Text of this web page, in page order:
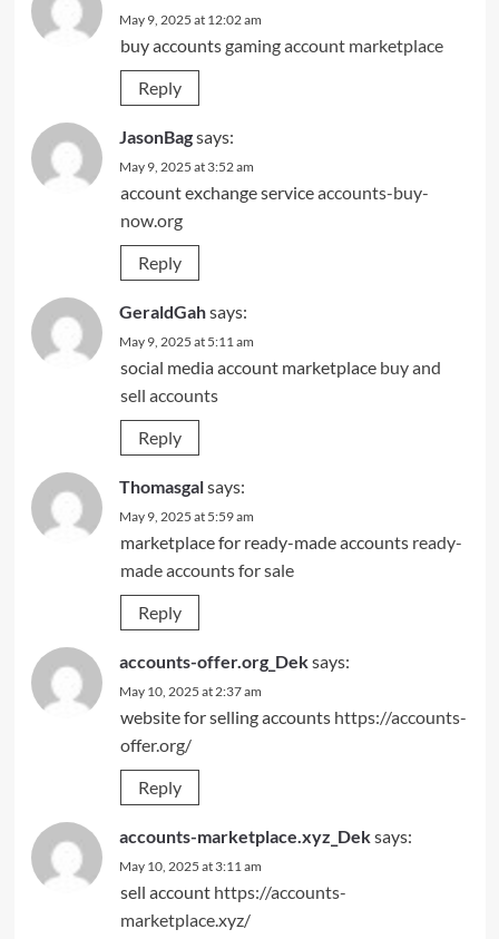
May 9, 2025 at 12:02 am
buy accountsgaming account marketplace
Reply
JasonBagsays:
May 9, 2025 at 3:52 am
account exchange serviceaccounts-buy-
now.org
Reply
GeraldGahsays:
May 9, 2025 at 5:11 am
social media account marketplace buy and
sell accounts
Reply
Thomasgalsays:
May 9, 2025 at 5:59 am
marketplace for ready-made accounts ready-
made accounts for sale
Reply
accounts-offer.org_Deksays:
May 10, 2025 at 2:37 am
website for selling accounts https://accounts-
offer.org/
Reply
accounts-marketplace.xyz_Deksays:
May 10, 2025 at 3:11 am
sell account https://accounts-
marketplace.xyz/